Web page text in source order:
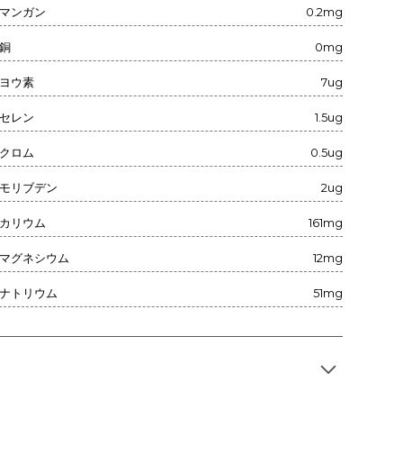
マンガン 0.2mg
銅 0mg
ヨウ素 7ug
セレン 1.5ug
クロム 0.5ug
モリブデン 2ug
カリウム 161mg
マグネシウム 12mg
ナトリウム 51mg